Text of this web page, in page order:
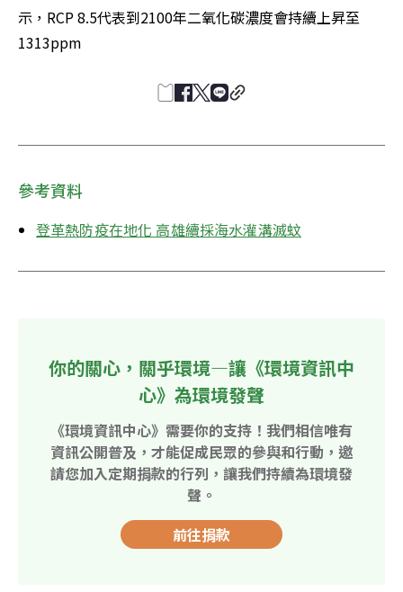
示，RCP 8.5代表到2100年二氧化碳濃度會持續上昇至
1313ppm
參考資料
登革熱防疫在地化 高雄續採海水灌溝滅蚊
你的關心，關乎環境—讓《環境資訊中
心》為環境發聲
《環境資訊中心》需要你的支持！我們相信唯有
資訊公開普及，才能促成民眾的參與和行動，邀
請您加入定期捐款的行列，讓我們持續為環境發
聲。
前往捐款